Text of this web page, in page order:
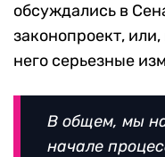
обсуждались в
законопроект,
него серьезные
В общем, мы
начале